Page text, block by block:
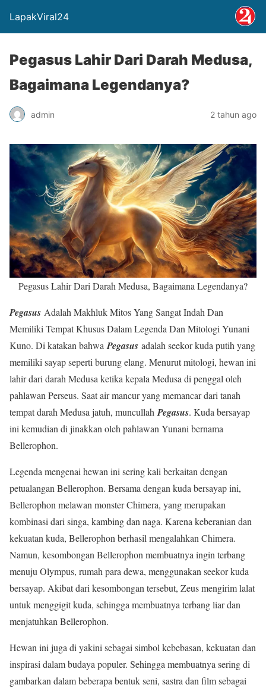
LapakViral24
Pegasus Lahir Dari Darah Medusa,
Bagaimana Legendanya?
admin 2 tahun ago
Pegasus Lahir Dari Darah Medusa, Bagaimana Legendanya?
Pegasus Adalah Makhluk Mitos Yang Sangat Indah Dan
Memiliki Tempat Khusus Dalam Legenda Dan Mitologi Yunani
Kuno. Di katakan bahwa Pegasus adalah seekor kuda putih yang
memiliki sayap seperti burung elang. Menurut mitologi, hewan ini
lahir dari darah Medusa ketika kepala Medusa di penggal oleh
pahlawan Perseus. Saat air mancur yang memancar dari tanah
tempat darah Medusa jatuh, muncullah Pegasus. Kuda bersayap
ini kemudian di jinakkan oleh pahlawan Yunani bernama
Bellerophon.
Legenda mengenai hewan ini sering kali berkaitan dengan
petualangan Bellerophon. Bersama dengan kuda bersayap ini,
Bellerophon melawan monster Chimera, yang merupakan
kombinasi dari singa, kambing dan naga. Karena keberanian dan
kekuatan kuda, Bellerophon berhasil mengalahkan Chimera.
Namun, kesombongan Bellerophon membuatnya ingin terbang
menuju Olympus, rumah para dewa, menggunakan seekor kuda
bersayap. Akibat dari kesombongan tersebut, Zeus mengirim lalat
untuk menggigit kuda, sehingga membuatnya terbang liar dan
menjatuhkan Bellerophon.
Hewan ini juga di yakini sebagai simbol kebebasan, kekuatan dan
inspirasi dalam budaya populer. Sehingga membuatnya sering di
gambarkan dalam beberapa bentuk seni, sastra dan film sebagai